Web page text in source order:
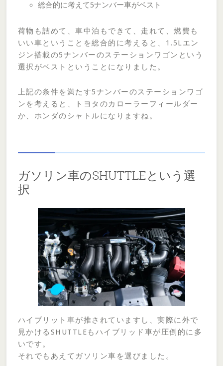
総合的に考えて5ナンバー車がベスト
荷物も詰めて、車中泊もできて、走れて、燃費も
いい車ということを総合的に考えると、1.5Lエン
ジン搭載の5ナンバーのステーションワゴンという
選択がベストということになりました。
上記の条件を満たす5ナンバーのステーションワゴ
ンを考えると、トヨタのカローラーフィールダー
か、ホンダのシャトルになりますね。
ガソリン車のSHUTTLEという選
択
ハイブリット車が推されていますし、実際に外で
見かけるSHUTTLEもハイブリッド車が圧倒的に多
いです。
それでもあえてガソリン車を選びました。